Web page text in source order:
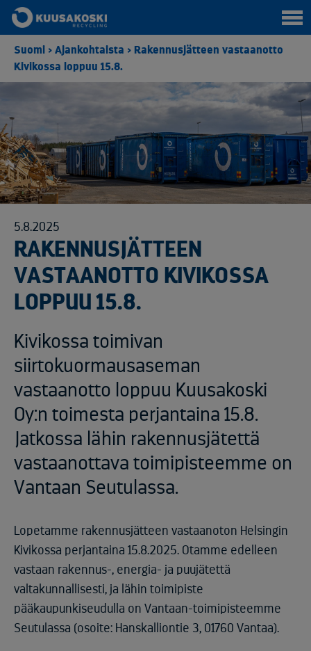
Suomi > Ajankohtaista > Rakennusjätteen vastaanotto
Kivikossa loppuu 15.8.
5.8.2025
RAKENNUSJÄTTEEN
VASTAANOTTO KIVIKOSSA
LOPPUU 15.8.
Kivikossa toimivan
siirtokuormausaseman
vastaanotto loppuu Kuusakoski
Oy:n toimesta perjantaina 15.8.
Jatkossa lähin rakennusjätettä
vastaanottava toimipisteemme on
Vantaan Seutulassa.
Lopetamme rakennusjätteen vastaanoton Helsingin
Kivikossa perjantaina 15.8.2025. Otamme edelleen
vastaan rakennus-, energia- ja puujätettä
valtakunnallisesti, ja lähin toimipiste
pääkaupunkiseudulla on Vantaan-toimipisteemme
Seutulassa (osoite: Hanskalliontie 3, 01760 Vantaa).